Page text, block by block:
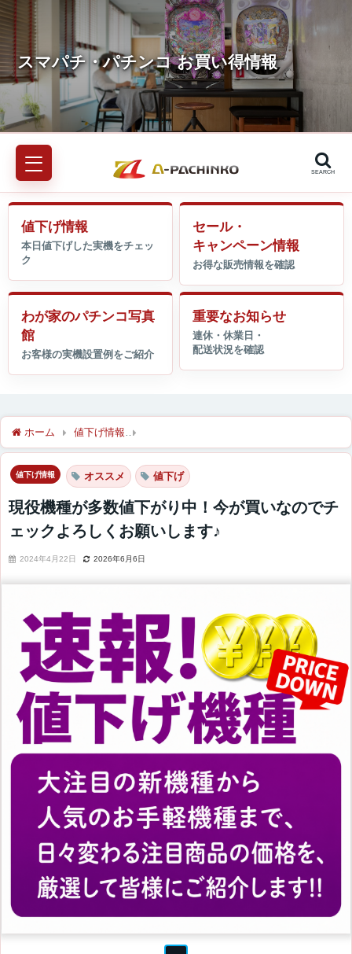
SEARCH
値下げ情報
セール・
キャンペーン情報
わが家のパチンコ写真
館
重要なお知らせ
ホーム 値下げ情報
値下げ情報 オススメ 値下げ
現役機種が多数値下がり中！今が買いなのでチ
ェックよろしくお願いします♪
2024年4月22日 2026年6月6日